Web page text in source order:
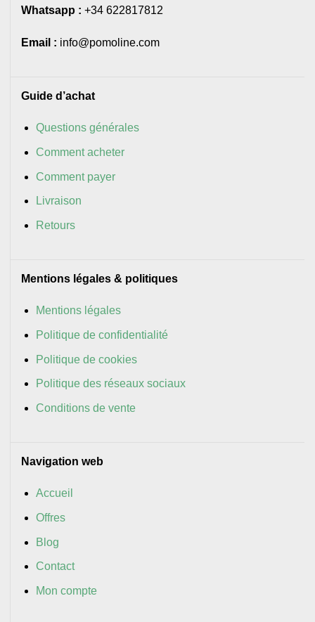
Whatsapp : +34 622817812
Email : info@pomoline.com
Guide d’achat
Questions générales
Comment acheter
Comment payer
Livraison
Retours
Mentions légales & politiques
Mentions légales
Politique de confidentialité
Politique de cookies
Politique des réseaux sociaux
Conditions de vente
Navigation web
Accueil
Offres
Blog
Contact
Mon compte